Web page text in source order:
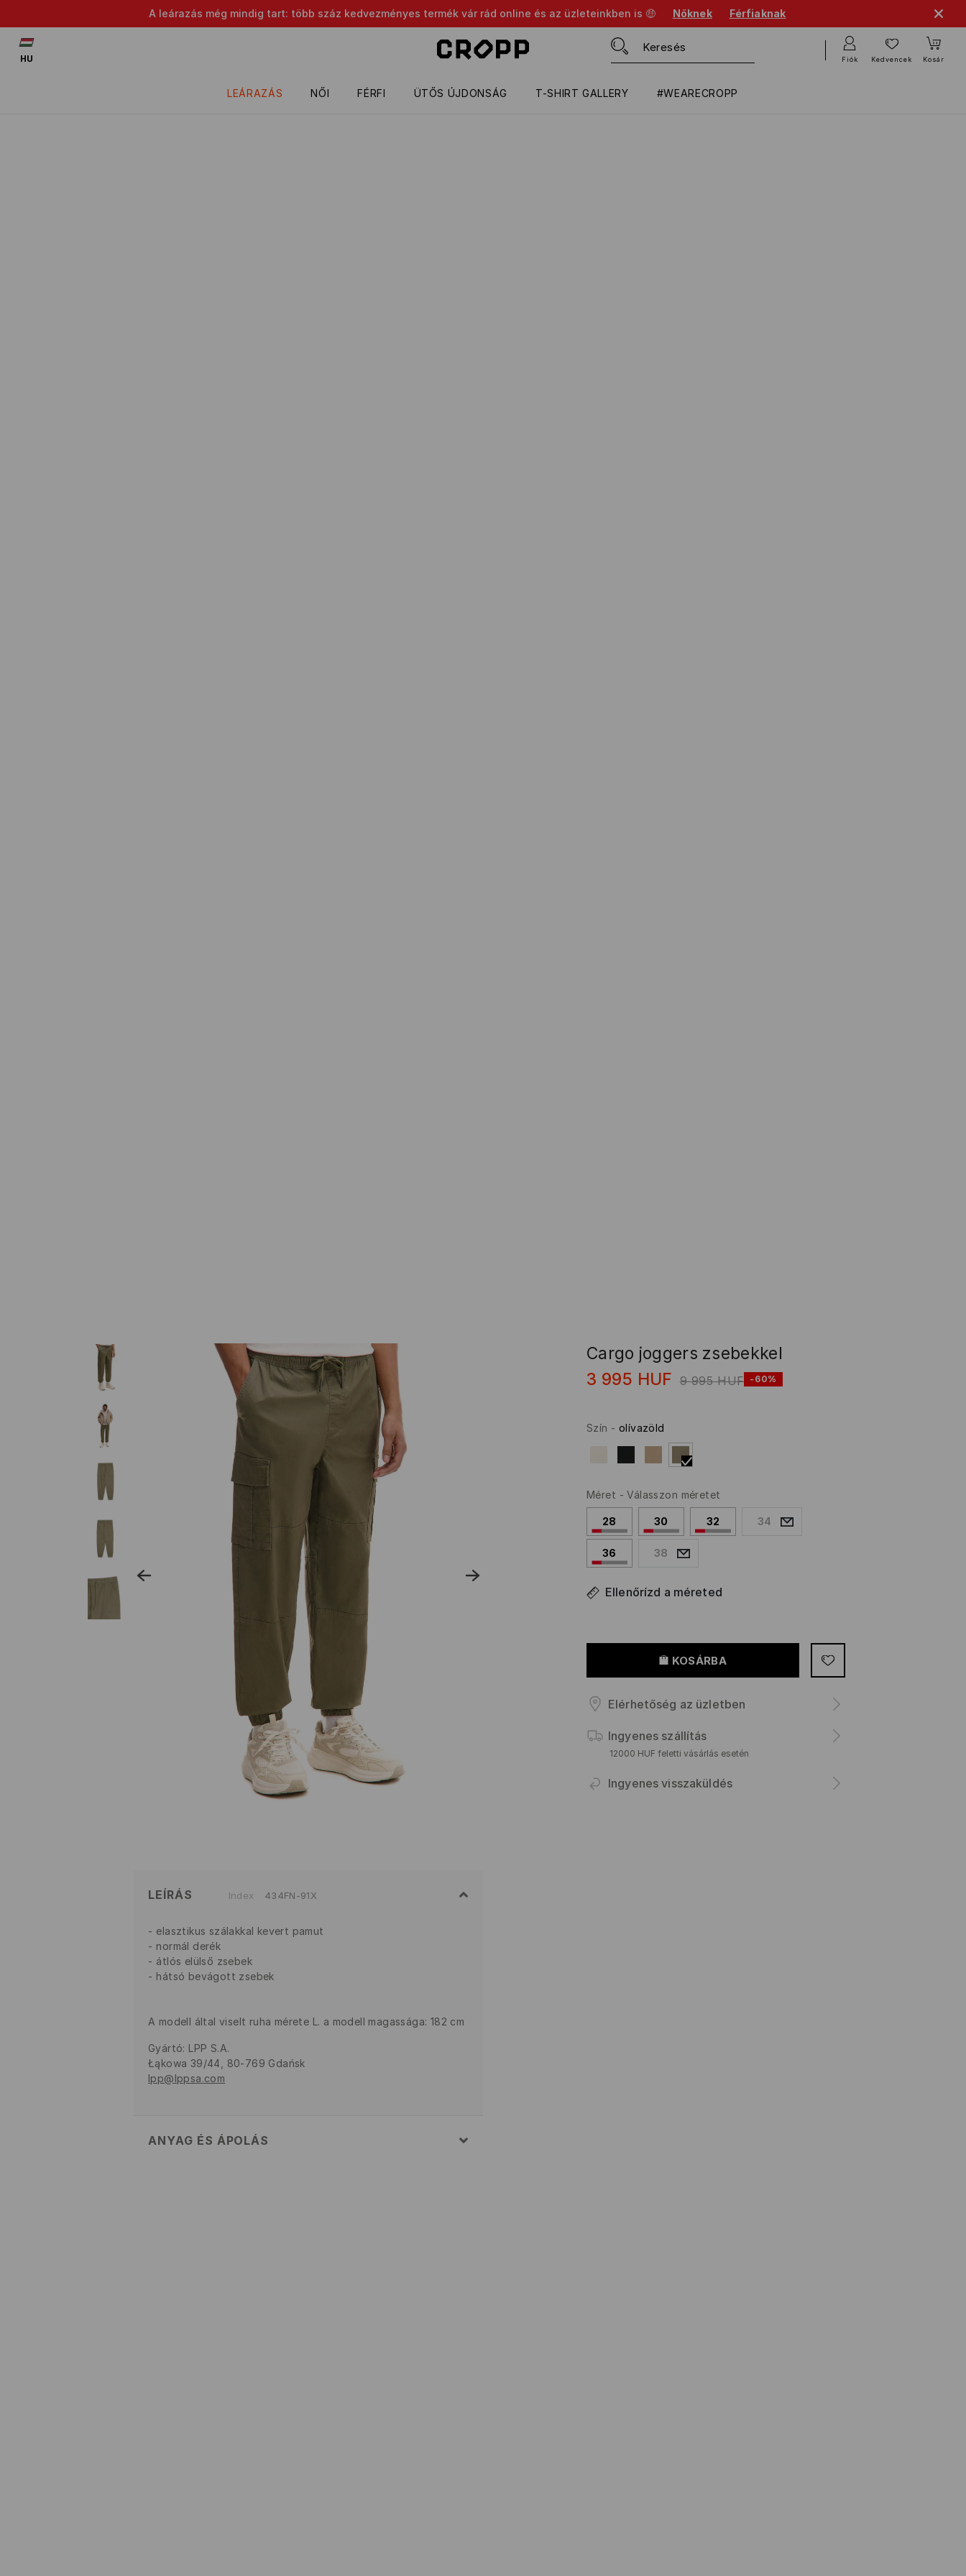
A leárazás még mindig tart: több száz kedvezményes termék vár rád online és az üzleteinkben is 🤑 Nőknek Férfiaknak
LEÁRAZÁS NŐI FÉRFI ÜTŐS ÚJDONSÁG T-SHIRT GALLERY #WEARECROPP
HU Fiók Kedvencek Kosár
Cargo joggers zsebekkel
3 995 HUF 9 995 HUF -60%
Szín - olívazöld
Méret -Válasszon méretet
28 30 32 34
36 38
Ellenőrízd a méreted
KOSÁRBA
Elérhetőség az üzletben
Ingyenes szállítás
12000 HUF feletti vásárlás esetén
Ingyenes visszaküldés
LEÍRÁS Index 434FN-91X
elasztikus szálakkal kevert pamut
normál derék
átlós elülső zsebek
hátsó bevágott zsebek
A modell által viselt ruha mérete L. a modell magassága: 182 cm
Gyártó: LPP S.A.
Łąkowa 39/44, 80-769 Gdańsk
lpp@lppsa.com
ANYAG ÉS ÁPOLÁS